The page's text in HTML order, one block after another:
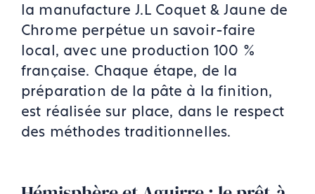
la manufacture J.L Coquet & Jaune de
Chrome perpétue un savoir-faire
local, avec une production 100 %
française. Chaque étape, de la
préparation de la pâte à la finition,
est réalisée sur place, dans le respect
des méthodes traditionnelles.